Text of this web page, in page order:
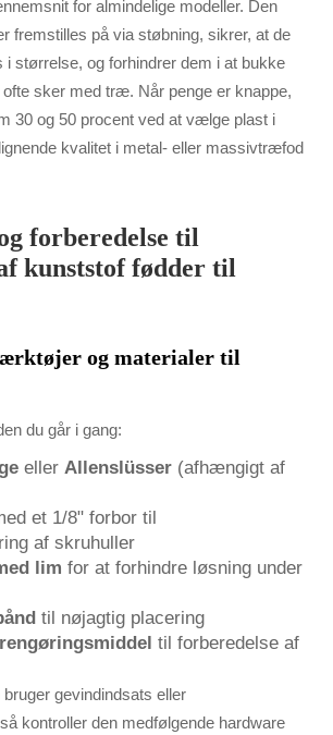
for almindelige modeller. Den
fremstilles på via støbning, sikrer, at de
størrelse, og forhindrer dem i at bukke
sker med træ. Når penge er knappe,
30 og 50 procent ved at vælge plast i
kvalitet i metal- eller massivtræfod
forberedelse til
kunststof fødder til
og materialer til
du går i gang:
eller Allenslüsser (afhængigt af
et 1/8" forbor til
af skruhuller
lim for at forhindre løsning under
til nøjagtig placering
til forberedelse af
gevindindsats eller
kontroller den medfølgende hardware